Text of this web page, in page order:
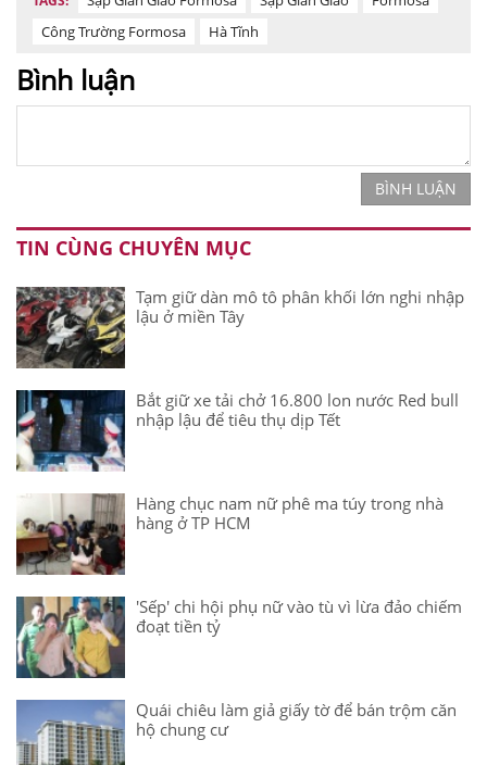
Công Trường Formosa
Hà Tĩnh
Bình luận
BÌNH LUẬN
TIN CÙNG CHUYÊN MỤC
Tạm giữ dàn mô tô phân khối lớn nghi nhập
lậu ở miền Tây
Bắt giữ xe tải chở 16.800 lon nước Red bull
nhập lậu để tiêu thụ dịp Tết
Hàng chục nam nữ phê ma túy trong nhà
hàng ở TP HCM
'Sếp' chi hội phụ nữ vào tù vì lừa đảo chiếm
đoạt tiền tỷ
Quái chiêu làm giả giấy tờ để bán trộm căn
hộ chung cư